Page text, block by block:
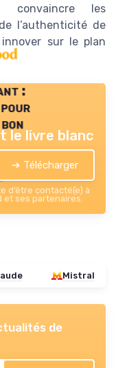
convaincre les
l’authenticité de
sur le plan
:
le livre blanc
➔ Télécharger
d’être contacté(e) à
et ses partenaires.
Mistral
de